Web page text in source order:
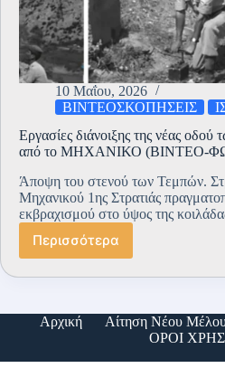
10 Μαΐου, 2026
ΒΙΝΤΕΟΣΚΟΠΗΣΕΙΣ
Εργασίες διάνοιξης της νέας
από το ΜΗΧΑΝΙΚΟ (ΒΙΝΤΕΟ-
Άποψη του στενού των Τεμπών.
Μηχανικού 1ης Στρατιάς
εκβραχισμού στο ύψος της
Περισσότερα
Εργασίες
της
οδού
των
Αρχική Αίτηση Νέου
ΟΡΟΙ